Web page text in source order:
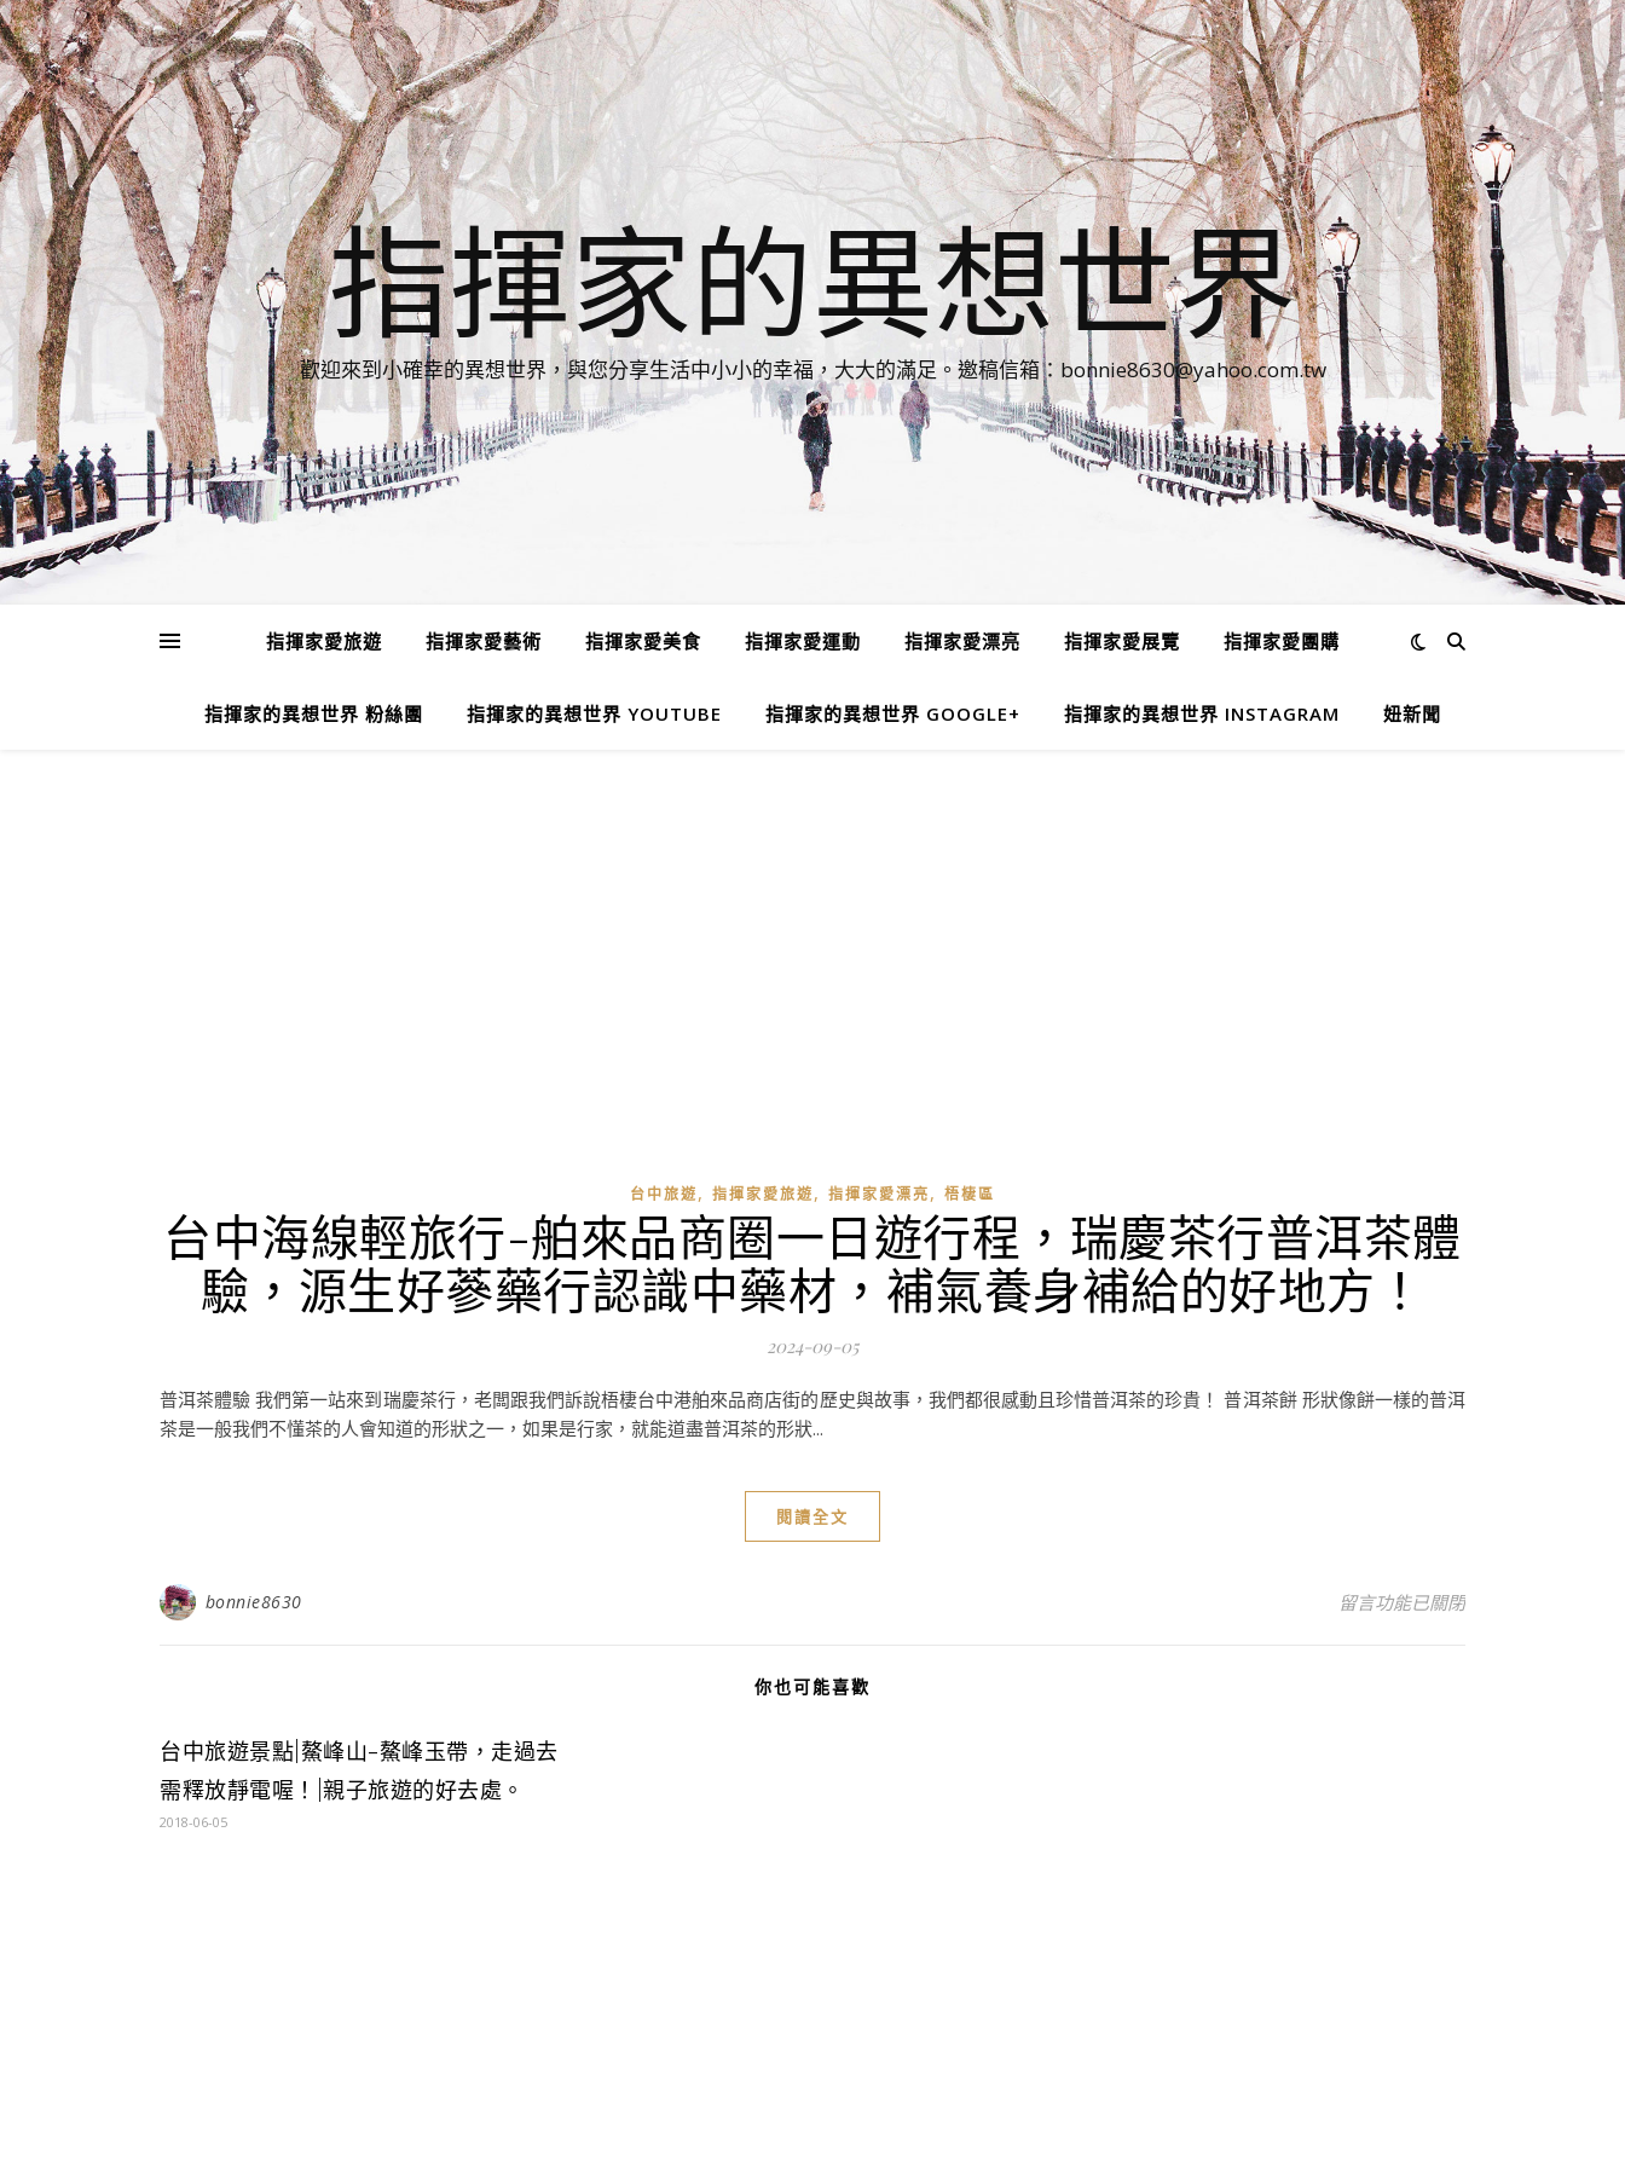
指揮家的異想世界
歡迎來到小確幸的異想世界，與您分享生活中小小的幸福，大大的滿足。邀稿信箱：bonnie8630@yahoo.com.tw
指揮家愛旅遊 指揮家愛藝術 指揮家愛美食 指揮家愛運動 指揮家愛漂亮 指揮家愛展覽 指揮家愛團購
指揮家的異想世界 粉絲團 指揮家的異想世界 YOUTUBE 指揮家的異想世界 GOOGLE+ 指揮家的異想世界 INSTAGRAM 妞新聞
台中旅遊, 指揮家愛旅遊, 指揮家愛漂亮, 梧棲區
台中海線輕旅行-舶來品商圈一日遊行程，瑞慶茶行普洱茶體
驗，源生好蔘藥行認識中藥材，補氣養身補給的好地方！
2024-09-05
普洱茶體驗 我們第一站來到瑞慶茶行，老闆跟我們訴說梧棲台中港舶來品商店街的歷史與故事，我們都很感動且珍惜普洱茶的珍貴！ 普洱茶餅 形狀像餅一樣的普洱
茶是一般我們不懂茶的人會知道的形狀之一，如果是行家，就能道盡普洱茶的形狀...
閱讀全文
bonnie8630 在〈台中海線輕旅行-舶來品商圈
留言功能已關閉
你也可能喜歡
台中旅遊景點|鰲峰山-鰲峰玉帶，走過去
需釋放靜電喔！|親子旅遊的好去處。
2018-06-05